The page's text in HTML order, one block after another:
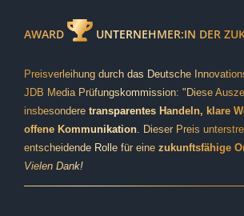
AWARD UNTERNEHMER:IN DER
Preisverleihung durch das Deutsche
JDB Media Prüfungskommission: "Diese
insbesondere transparentes Handeln, klare
offene Kommunikation. Dieser Preis
entscheidende Rolle für eine zukunftsfähige
Vielen Dank!